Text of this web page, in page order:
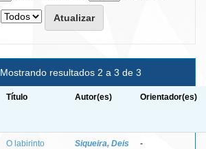
Mostrando resultados 2 a 3 de 3
Título Autor(es) Orientador(es)
O labirinto
Siqueira, Deis -